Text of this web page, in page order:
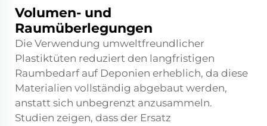
Volumen- und
Raumüberlegungen
Die Verwendung umweltfreundlicher
Plastiktüten reduziert den langfristigen
Raumbedarf auf Deponien erheblich, da diese
Materialien vollständig abgebaut werden,
anstatt sich unbegrenzt anzusammeln.
Studien zeigen, dass der Ersatz